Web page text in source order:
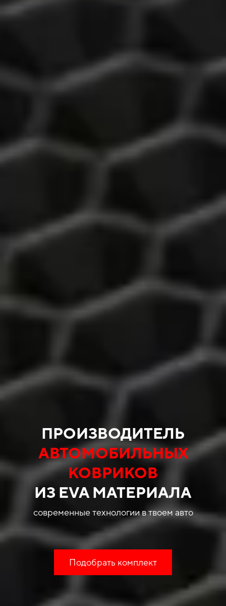
ПРОИЗВОДИТЕЛЬ
АВТОМОБИЛЬНЫХ
КОВРИКОВ
ИЗ EVA МАТЕРИАЛА
современные технологии в твоем авто
Подобрать комплект